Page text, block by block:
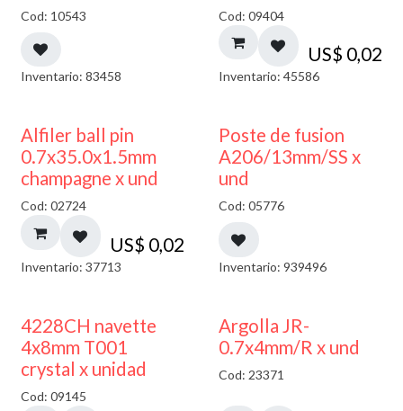
Cod: 10543
Inventario: 83458
Cod: 09404
US$ 0,02
Inventario: 45586
Alfiler ball pin
0.7x35.0x1.5mm
champagne x und
Cod: 02724
US$ 0,02
Inventario: 37713
Poste de fusion
A206/13mm/SS x
und
Cod: 05776
Inventario: 939496
4228CH navette
4x8mm T001
crystal x unidad
Cod: 09145
Argolla JR-
0.7x4mm/R x und
Cod: 23371